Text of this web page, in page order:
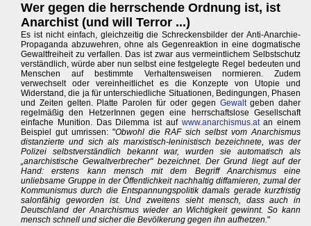
Wer gegen die herrschende Ordnung ist, ist
Anarchist (und will Terror ...)
Es ist nicht einfach, gleichzeitig die Schreckensbilder der Anti-Anarchie-
Propaganda abzuwehren, ohne als Gegenreaktion in eine dogmatische
Gewaltfreiheit zu verfallen. Das ist zwar aus vermeintlichem Selbstschutz
verständlich, würde aber nun selbst eine festgelegte Regel bedeuten und
Menschen auf bestimmte Verhaltensweisen normieren. Zudem
verwechselt oder vereinheitlichet es die Konzepte von Utopie und
Widerstand, die ja für unterschiedliche Situationen, Bedingungen, Phasen
und Zeiten gelten. Platte Parolen für oder gegen Gewaltgeben daher
regelmäßig den HetzerInnen gegen eine herrschaftslose Gesellschaft
einfache Munition. Das Dilemma ist auf www.anarchismus.atan einem
Beispiel gut umrissen: "Obwohl die RAF sich selbst vom Anarchismus
distanzierte und sich als marxistisch-leninistisch bezeichnete, was der
Polizei selbstverständlich bekannt war, wurden sie automatisch als
„anarchistische Gewaltverbrecher" bezeichnet. Der Grund liegt auf der
Hand: erstens kann mensch mit dem Begriff Anarchismus eine
unliebsame Gruppe in der Öffentlichkeit nachhaltig diffamieren, zumal der
Kommunismus durch die Entspannungspolitik damals gerade kurzfristig
salonfähig geworden ist. Und zweitens sieht mensch, dass auch in
Deutschland der Anarchismus wieder an Wichtigkeit gewinnt. So kann
mensch schnell und sicher die Bevölkerung gegen ihn aufhetzen."